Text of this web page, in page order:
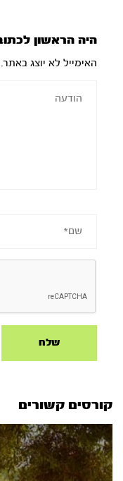
היה הראשון לכתוב סקירה “3.
האימייל לא יוצג באתר.
קורסים קשורים